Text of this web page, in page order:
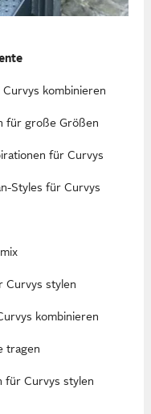
kombinieren
für große Größen
für Curvys
Styles für Curvys
Curvys stylen
kombinieren
tragen
für Curvys stylen